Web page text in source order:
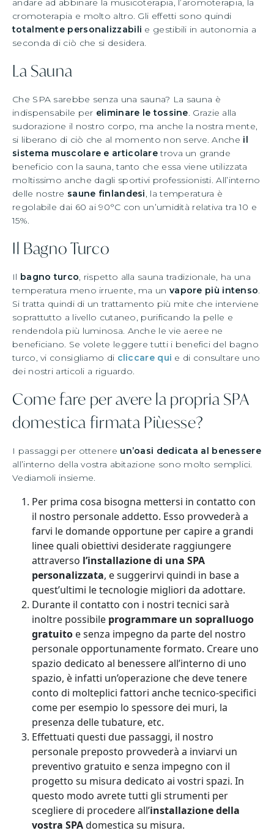
andare ad abbinare la musicoterapia, l’aromoterapia, la
cromoterapia e molto altro. Gli effetti sono quindi
totalmente personalizzabili e gestibili in autonomia a
seconda di ciò che si desidera.
La Sauna
Che SPA sarebbe senza una sauna? La sauna è
indispensabile per eliminare le tossine. Grazie alla
sudorazione il nostro corpo, ma anche la nostra mente,
si liberano di ciò che al momento non serve. Anche il
sistema muscolare e articolaretrova un grande
beneficio con la sauna, tanto che essa viene utilizzata
moltissimo anche dagli sportivi professionisti. All’interno
delle nostre saune finlandesi, la temperatura è
regolabile dai 60 ai 90°C con un’umidità relativa tra 10 e
15%.
Il Bagno Turco
Il bagno turco, rispetto alla sauna tradizionale, ha una
temperatura meno irruente, ma un vapore più intenso.
Si tratta quindi di un trattamento più mite che interviene
soprattutto a livello cutaneo, purificando la pelle e
rendendola più luminosa. Anche le vie aeree ne
beneficiano. Se volete leggere tutti i benefici del bagno
turco, vi consigliamo di cliccare qui e di consultare uno
dei nostri articoli a riguardo.
Come fare per avere la propria SPA
domestica firmata Piùesse?
I passaggi per ottenere un’oasi dedicata al benessere
all’interno della vostra abitazione sono molto semplici.
Vediamoli insieme.
Per prima cosa bisogna mettersi in contatto con
il nostro personale addetto. Esso provvederà a
farvi le domande opportune per capire a grandi
linee quali obiettivi desiderate raggiungere
attraverso l’installazione di una SPA
personalizzata, e suggerirvi quindi in base a
quest’ultimi le tecnologie migliori da adottare.
Durante il contatto con i nostri tecnici sarà
inoltre possibile programmare un sopralluogo
gratuito e senza impegno da parte del nostro
personale opportunamente formato. Creare uno
spazio dedicato al benessere all’interno di uno
spazio, è infatti un’operazione che deve tenere
conto di molteplici fattori anche tecnico-specifici
come per esempio lo spessore dei muri, la
presenza delle tubature, etc.
Effettuati questi due passaggi, il nostro
personale preposto provvederà a inviarvi un
preventivo gratuito e senza impegno con il
progetto su misura dedicato ai vostri spazi. In
questo modo avrete tutti gli strumenti per
scegliere di procedere all’installazione della
vostra SPAdomestica su misura.